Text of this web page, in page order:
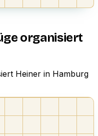
organisiert
Heiner in Hamburg